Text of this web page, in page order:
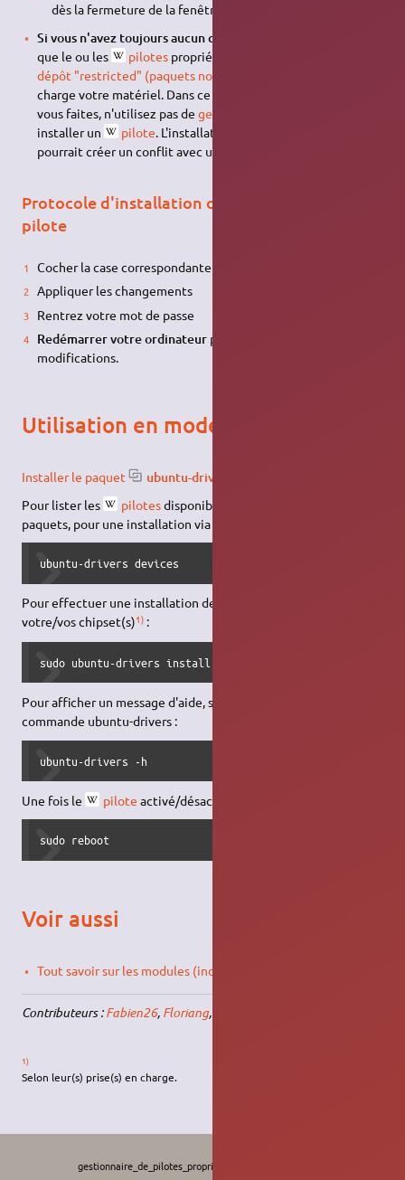
dès la fermeture de la fenêtre "Sources de logiciels".
Si vous n'avez toujours aucun choix
que le ou les
pilotes propriétaires disponibles dans le
dépôt "restricted" (paquets non-libres)
charge votre matériel. Dans ce cas et sauf à savoir ce que
vous faites, n'utilisez pas de gestionnaire de paquets
installer un
pilote. L'installation d'un paquet inadapté
pourrait créer un conflit avec une installation alternative.
Protocole d'installation ou suppression de
pilote
Cocher la case correspondante
Appliquer les changements
Rentrez votre mot de passe
Redémarrer votre ordinateurpour prendre en compte les
modifications.
Utilisation en mode console
Installer le paquet ubuntu-drivers-common
Pour lister les
pilotesdisponibles, ainsi que le nom des
paquets, pour une installation via
ubuntu-drivers devices
Pour effectuer une installation de votre/vos
votre/vos chipset(s)1) :
sudo ubuntu-drivers install
Pour afficher un message d'aide, sur l'utilisation de la
commande ubuntu-drivers :
ubuntu-drivers -h
Une fois le pilote activé/désactivé, redémarrer l'ordinateur :
sudo reboot
Voir aussi
Tout savoir sur les modules (incluant les drivers) sous Linux
Contributeurs :Fabien26, Floriang,
1)
Selon leur(s) prise(s) en charge.
gestionnaire_de_pilotes_proprietaires.txt